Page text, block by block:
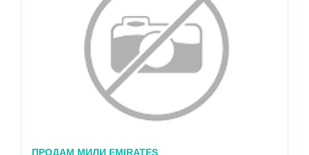
ПРОДАМ МИЛИ EMIRATES